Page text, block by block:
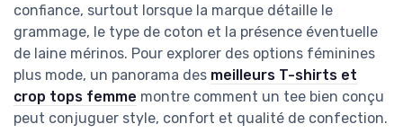
confiance, surtout lorsque la marque détaille le
grammage, le type de coton et la présence éventuelle
de laine mérinos. Pour explorer des options féminines
plus mode, un panorama des meilleurs T-shirts et
crop tops femme montre comment un tee bien conçu
peut conjuguer style, confort et qualité de confection.